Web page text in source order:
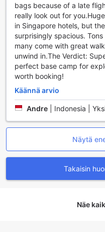
Huoneen Mukavuudet
Santa Grand Hotel East
joissa yhdistyvät moderni
Jokaisessa huoneessa on
miellyttävän lämpötilan
käytettävissä on myös
ylelliset hygieniatuotteet,
entistäkin
tv:llä, joka tarjoaa
satelliitti- ja
suosikkikanavistasi.
Huoneissa on myös
jääkaappi, joka pitää
mahdollisuus valmistaa
huoneessaan, ja he
vesistä, pikakahvista ja
myös parvekkeen tai
erillinen olohuone lisää
sisustus, yhdessä
bags because of a late
really look out for you.
in Singapore hotels, but
surprisingly spacious.
many come with great
unwind in. ​The Verdict:
perfect base camp for
worth booking!
Käännä arvio
Andre Indonesia |
Näytä
Takaisin
Näe